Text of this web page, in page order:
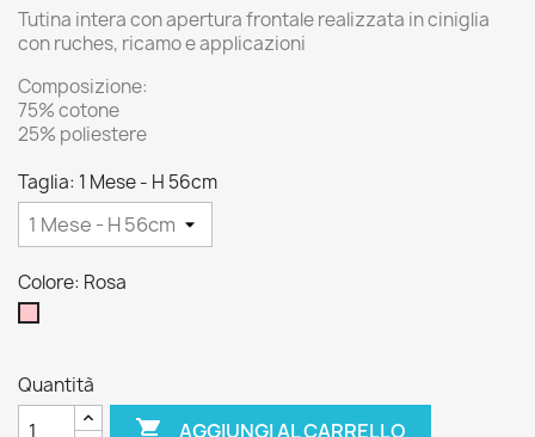
Tutina intera con apertura frontale realizzata in ciniglia
con ruches, ricamo e applicazioni
Composizione:
75% cotone
25% poliestere
Taglia: 1 Mese - H 56cm
Colore: Rosa
Quantità
 AGGIUNGI AL CARRELLO